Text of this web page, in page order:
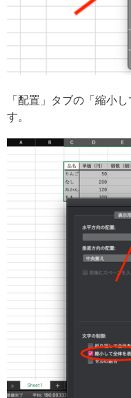
「配置」タブの「縮小
す。